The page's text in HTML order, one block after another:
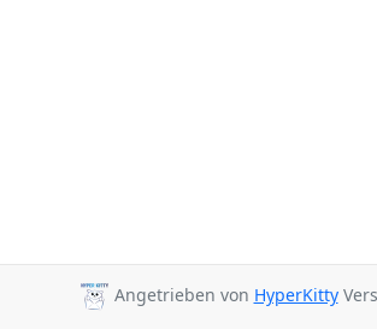
Angetrieben von HyperKitty